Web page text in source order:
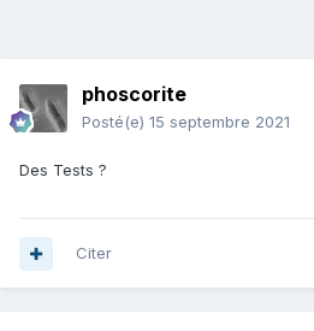
phoscorite
Posté(e) 15 septembre 2021
Des Tests ?
Citer